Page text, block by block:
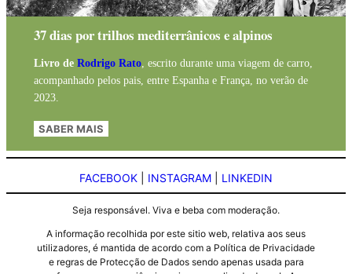
37 dias por trilhos mediterrânicos e alpinos
Livro de Rodrigo Rato, escrito durante uma viagem de carro,
acompanhado pelos pais, entre Espanha e França, no verão de
2023.
SABER MAIS
FACEBOOK INSTAGRAM LINKEDIN
Seja responsável. Viva e beba com moderação.
A informação recolhida por este sitio web, relativa aos seus
utilizadores, é mantida de acordo com a Política de Privacidade
e regras de Protecção de Dados sendo apenas usada para